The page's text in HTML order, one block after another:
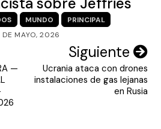
VIDEOS
MUNDO
PRINCIPAL
DE MAYO, 2026
—
Siguiente
Ucrania ataca con drones
instalaciones de gas lejanas
en Rusia